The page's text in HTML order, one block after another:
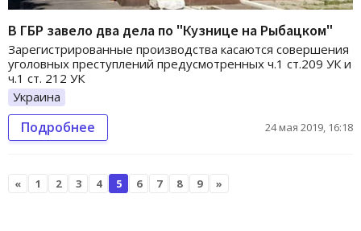
В ГБР завело два дела по "Кузнице на Рыбацком"
Зарегистрированные производства касаются совершения
уголовных преступлений предусмотренных ч.1 ст.209 УК и
ч.1 ст. 212 УК
Украина
Подробнее 24 мая 2019, 16:18
« 1 2 3 4 5 6 7 8 9 »